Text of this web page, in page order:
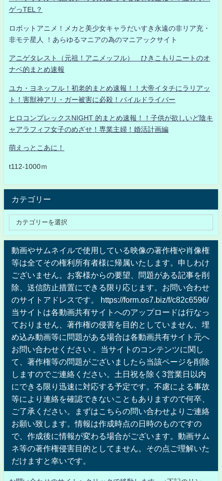
ゲっTEL？
ロボットアニメ！メカと美少女キャラだいすき永遠の非リア充・
非モテ星人 ！あらゆるマニアの為のマニアックサイト
アニゲタレスト（元祖！アニメッフル） ひきこもりニートのオ
ナベ的まとめ速報
ユカ・ヨネッフル！初老的まとめ速報！！大帝イタチにラリアッ
ト！害獣神アリ・ガー被害に必殺！パイルドライバー
ヒロコンプレックスNIGHT 的まとめ速報！！子供が欲しいど陰キ
ャアラフィフ女子のめざせ！専業主婦！婚活計画編
萌えっとこあに！
t112-1000ｍ
カテゴリー
動画やサムネイルで使用している映像の著作権や肖像権
等は全てその権利所有者様に帰属いたします。申しわけ
ございません。お客様からの要望、問題がある記事を削
除、送信防止措置にできる限り応じます。お問い合わせ
のサイトアドレスです。 https://form.os7.biz/f/c82c6596/
当サイトは各動画共有サイトへのアップロードは行なっ
ておりません、著作権の侵害を目的としていません、埋
め込み動画等に問題がある場合は各動画共有サイト元へ
お問い合わせください 。当サイトのコンテンツに関し
て、著作権等の問題がございましたら当該ページを削除
しますのでご連絡ください。土日祝を除く3営業日以内
にできる限り迅速に対応する予定です。不慮による事故
等により連絡を確認できないこともありますので何卒、
ご了承ください。まずはこちらの問い合わせよりご連絡
お願い致します。情報は作成時点の日時のものですの
で、作成後に情報が変わる場合がございます。動画サム
ネ等の著作権侵害目的としてません。その点ご理解いた
だけますと幸いです。